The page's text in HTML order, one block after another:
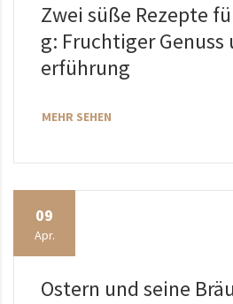
Zwei süße Rezepte
g: Fruchtiger Genuss
erführung
MEHR SEHEN
09
Apr.
Ostern und seine